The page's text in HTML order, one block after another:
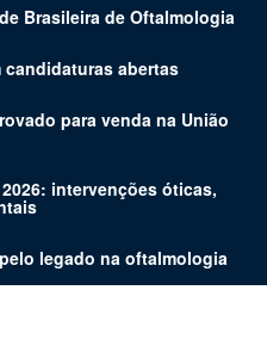
Brasileira de Oftalmologia
candidaturas abertas
para venda na União
intervenções óticas,
legado na oftalmologia